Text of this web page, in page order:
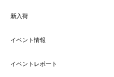
新入荷
イベント情報
イベントレポート